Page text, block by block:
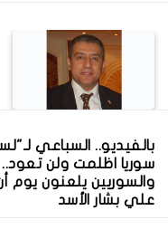
بالفيديو.. السباعي
سوريا اظلمت ولن تعود..
والسوريين يلعنون يوم
علي بشار الأسد